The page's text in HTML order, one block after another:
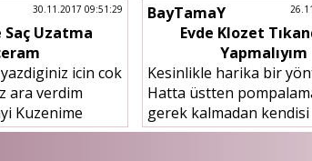
30.11.2017 09:51:29
Saç Uzatma
icin cok
ara verdim
Kuzenime
gercekten
BayTamaY
Evde Klozet
Yapmalıyım
Kesinlikle harika bir
Hatta üstten
gerek kalmadan kendisi
vakumluyor. Her